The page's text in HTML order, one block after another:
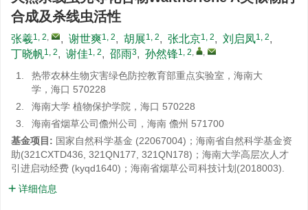
合成及杀线虫活性
张羲1, 2, , 谢世爽1, 2, 胡展1, 2, 张北京1, 2, 刘启凤1, 2,
丁晓帆1, 2, 谢佳1, 2, 邵雨3, 孙然锋1, 2, ,
1.
热带农林生物灾害绿色防控教育部重点实验室，海南大
学，海口 570228
2.
海南大学 植物保护学院，海口 570228
3.
海南省烟草公司儋州公司，海南 儋州 571700
基金项目: 国家自然科学基金 (22067004)；海南省自然科学基金资
助(321CXTD436, 321QN177, 321QN178)；海南大学高层次人才
引进启动经费 (kyqd1640)；海南省烟草公司科技计划(2018003).
详细信息